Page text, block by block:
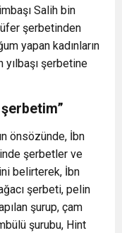
Salih bin
şerbetinden
yapan kadınların
yılbaşı şerbetine
önsözünde, İbn
şerbetler ve
belirterek, İbn
şerbeti, pelin
şurup, çam
şurubu, Hint